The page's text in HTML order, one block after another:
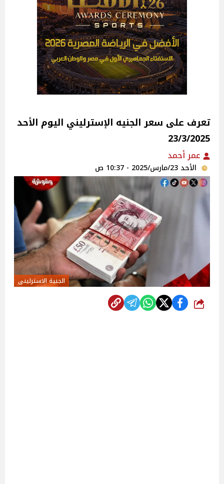
تعرف على سعر الجنيه الإسترليني اليوم الأحد
23/3/2025
عمر أحمد
الأحد 23/مارس/2025 - 10:37 ص
الجنية الاسترلينى
شارك